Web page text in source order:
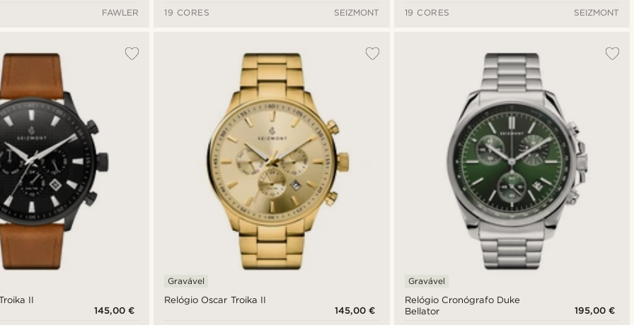
FAWLER
19 CORES
SEIZMONT
19 CORES
SEIZMONT
II
145,00 €
Relógio Oscar Troika II
Gravável
145,00 €
Relógio Cronógrafo Duke
Bellator
Gravável
195,00 €